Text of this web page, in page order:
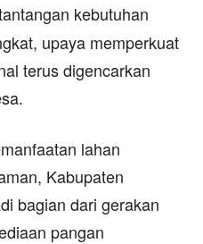
kebutuhan
upaya memperkuat
terus digencarkan
lahan
Kabupaten
bagian dari gerakan
pangan